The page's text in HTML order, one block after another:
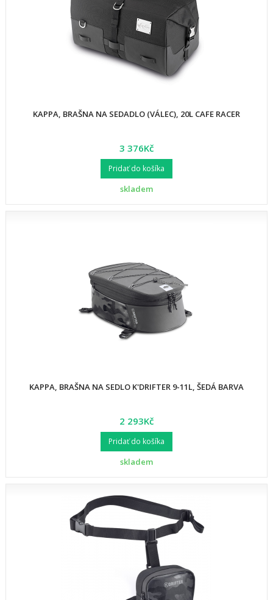
KAPPA, BRAŠNA NA SEDADLO (VÁLEC), 20L CAFE RACER
3 376Kč
Pridať do košíka
skladem
KAPPA, BRAŠNA NA SEDLO K'DRIFTER 9-11L, ŠEDÁ BARVA
2 293Kč
Pridať do košíka
skladem